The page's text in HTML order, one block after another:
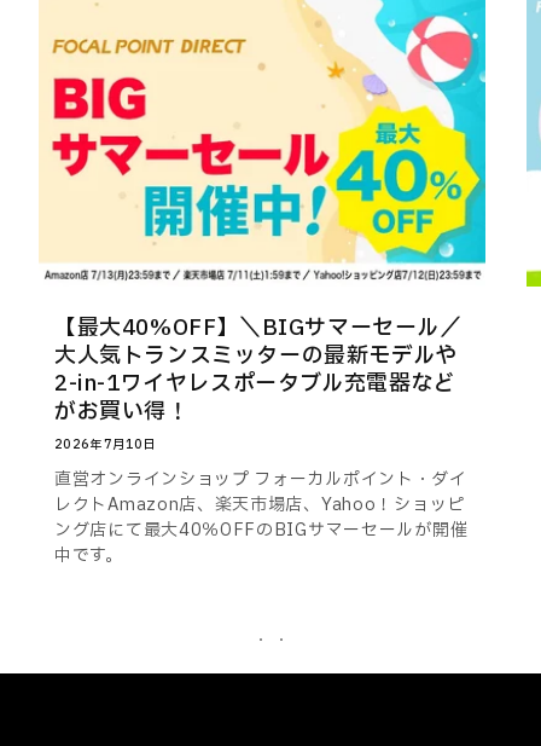
【最大40%OFF】＼BIGサマーセール／
大人気トランスミッターの最新モデルや
2-in-1ワイヤレスポータブル充電器など
がお買い得！
2026年7月10日
直営オンラインショップ フォーカルポイント・ダイ
レクトAmazon店、楽天市場店、Yahoo！ショッピ
ング店にて最大40％OFFのBIGサマーセールが開催
中です。